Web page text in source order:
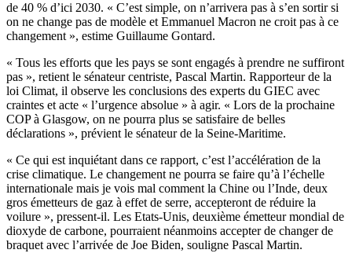
de 40 % d’ici 2030. « C’est simple, on n’arrivera pas à s’en sortir si
on ne change pas de modèle et Emmanuel Macron ne croit pas à ce
changement », estime Guillaume Gontard.
« Tous les efforts que les pays se sont engagés à prendre ne suffiront
pas », retient le sénateur centriste, Pascal Martin. Rapporteur de la
loi Climat, il observe les conclusions des experts du GIEC avec
craintes et acte « l’urgence absolue » à agir. « Lors de la prochaine
COP à Glasgow, on ne pourra plus se satisfaire de belles
déclarations », prévient le sénateur de la Seine-Maritime.
« Ce qui est inquiétant dans ce rapport, c’est l’accélération de la
crise climatique. Le changement ne pourra se faire qu’à l’échelle
internationale mais je vois mal comment la Chine ou l’Inde, deux
gros émetteurs de gaz à effet de serre, accepteront de réduire la
voilure », pressent-il. Les Etats-Unis, deuxième émetteur mondial de
dioxyde de carbone, pourraient néanmoins accepter de changer de
braquet avec l’arrivée de Joe Biden, souligne Pascal Martin.